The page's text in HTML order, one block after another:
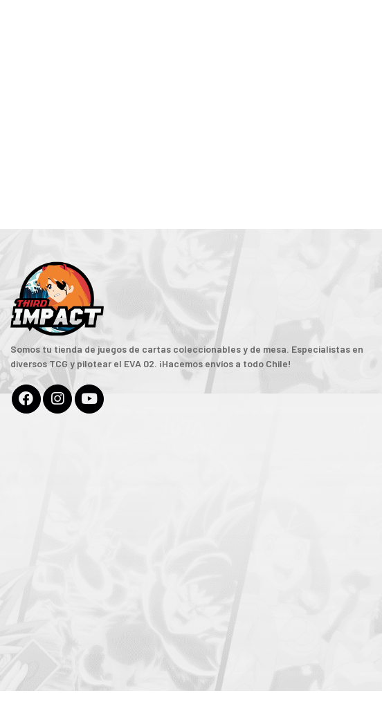
Somos tu tienda de juegos de cartas coleccionables y de mesa. Especialistas en
diversos TCG y pilotear el EVA 02. ¡Hacemos envíos a todo Chile!